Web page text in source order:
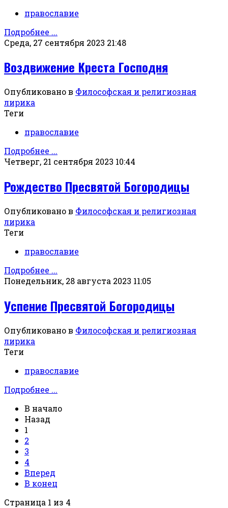
православие
Подробнее ...
Среда, 27 сентября 2023 21:48
Воздвижение Креста Господня
Опубликовано в Философская и религиозная
лирика
Теги
православие
Подробнее ...
Четверг, 21 сентября 2023 10:44
Рождество Пресвятой Богородицы
Опубликовано в Философская и религиозная
лирика
Теги
православие
Подробнее ...
Понедельник, 28 августа 2023 11:05
Успение Пресвятой Богородицы
Опубликовано в Философская и религиозная
лирика
Теги
православие
Подробнее ...
В начало
Назад
1
2
3
4
Вперед
В конец
Страница 1 из 4